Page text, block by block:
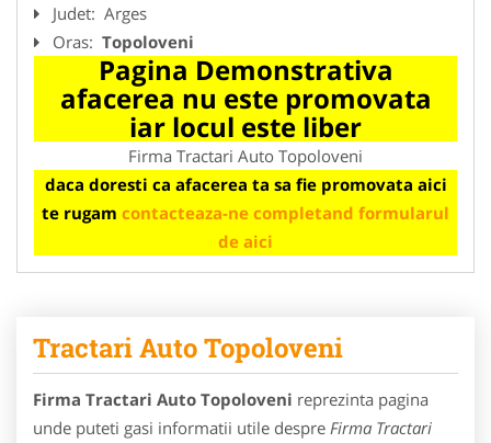
Judet: Arges
Oras: Topoloveni
Pagina Demonstrativa
afacerea nu este promovata
iar locul este liber
Firma Tractari Auto Topoloveni
daca doresti ca afacerea ta sa fie promovata aici
te rugam contacteaza-ne completand formularul
de aici
Tractari Auto Topoloveni
Firma Tractari Auto Topoloveni reprezinta pagina
unde puteti gasi informatii utile despre Firma Tractari